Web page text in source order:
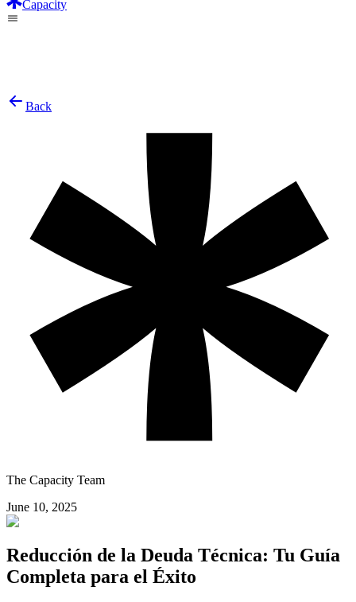
Capacity
Back
The Capacity Team
June 10, 2025
Reducción de la Deuda Técnica: Tu Guía
Completa para el Éxito